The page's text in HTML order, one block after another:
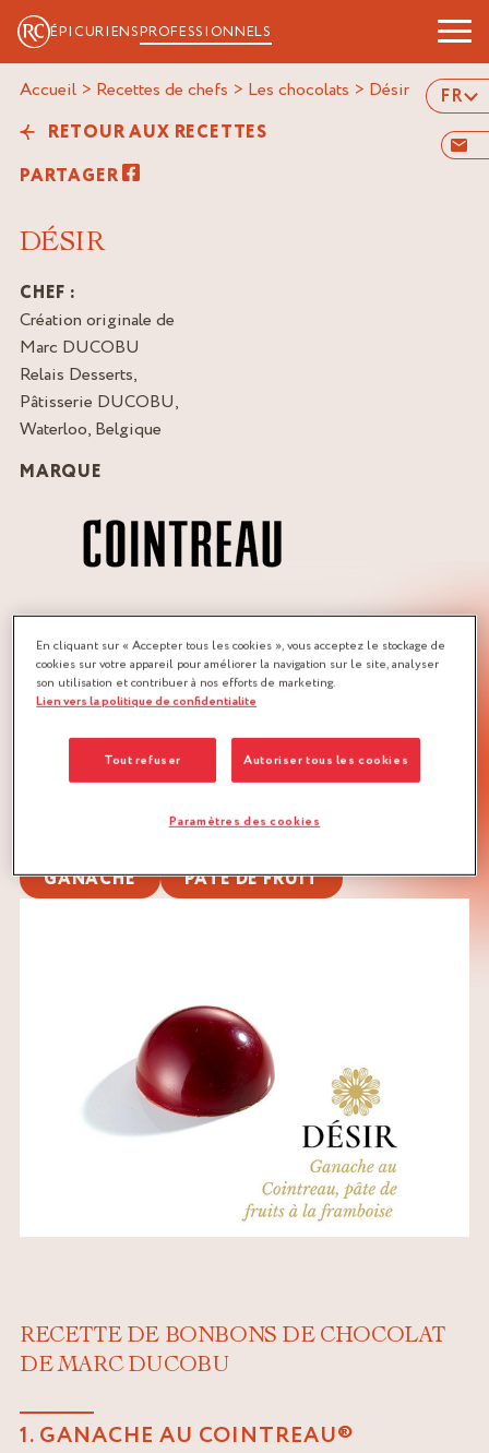
ÉPICURIENSPROFESSIONNELS
FR
Accueil > Recettes de chefs > Les chocolats > désir
RETOUR AUX RECETTES
PARTAGER
DÉSIR
CHEF :
Création originale de
Marc DUCOBU
Relais Desserts,
Pâtisserie DUCOBU,
Waterloo, Belgique
MARQUE
CHOCOLATIER
PÂTISSIER
Recette pour 150 à 200 pièces
GANACHE
PÂTE DE FRUIT
RECETTE DE BONBONS DE CHOCOLAT
DE MARC DUCOBU
1. GANACHE AU COINTREAU®
En cliquant sur « Accepter tous les cookies », vous acceptez le stockage de
cookies sur votre appareil pour améliorer la navigation sur le site, analyser
son utilisation et contribuer à nos efforts de marketing.
Lien vers la politique de confidentialite
Tout refuser Autoriser tous les cookies
Paramètres des cookies